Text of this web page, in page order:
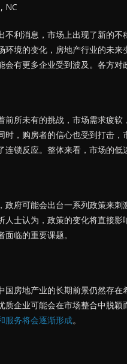
NC
不利消息，市场上出现了新的
环境的变化，房地产行业的未
有更多企业受到波及。各方对
前所未有的挑战，市场需求疲
时，购房者的信心也受到打击
锁反应。整体来看，市场的低
政府可能会出台一系列政策来
人士认为，政策的变化将直接
临的重要课题。
国房地产业的长期前景仍然存
质企业可能会在市场整合中脱
服务将会逐渐形成。